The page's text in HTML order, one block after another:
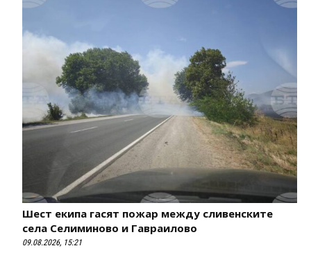
Шест екипа гасят пожар между сливенските
села Селиминово и Гавраилово
09.08.2026, 15:21